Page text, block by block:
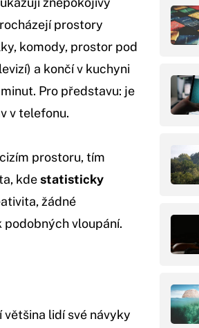
prostory
komody, prostor pod
a končí v kuchyni
Pro představu: je
v telefonu.
prostoru, tím
kdestatisticky
žádné
podobných vloupání.
většina lidí své návyky